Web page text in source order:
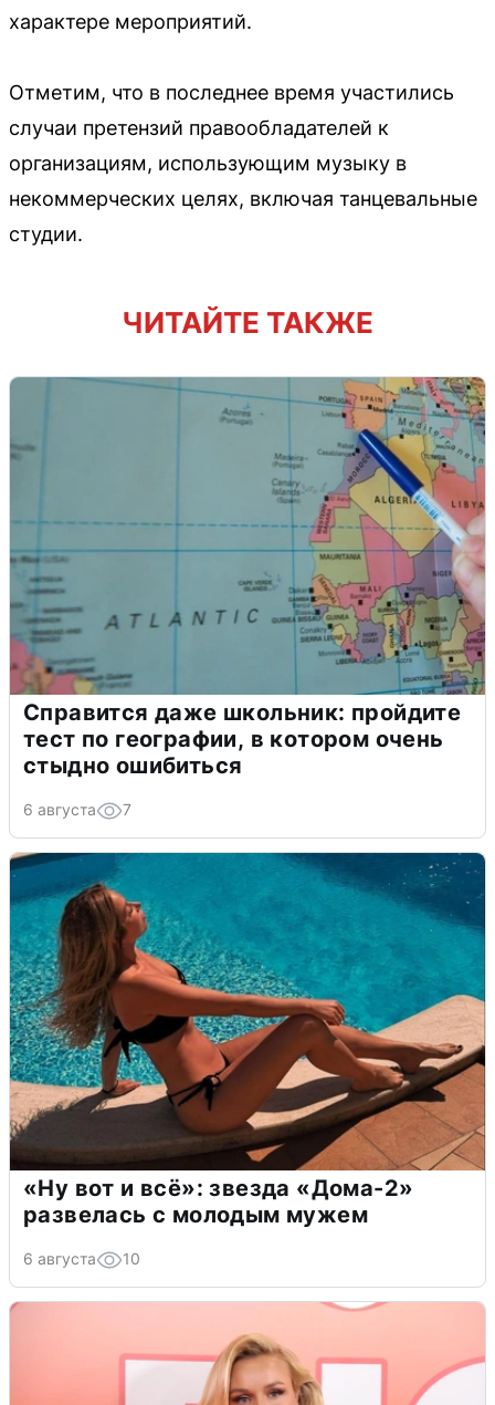
характере мероприятий.
Отметим, что в последнее время участились
случаи претензий правообладателей к
организациям, использующим музыку в
некоммерческих целях, включая танцевальные
студии.
ЧИТАЙТЕ ТАКЖЕ
Справится даже школьник: пройдите
тест по географии, в котором очень
стыдно ошибиться
6 августа 7
«Ну вот и всё»: звезда «Дома-2»
развелась с молодым мужем
6 августа 10